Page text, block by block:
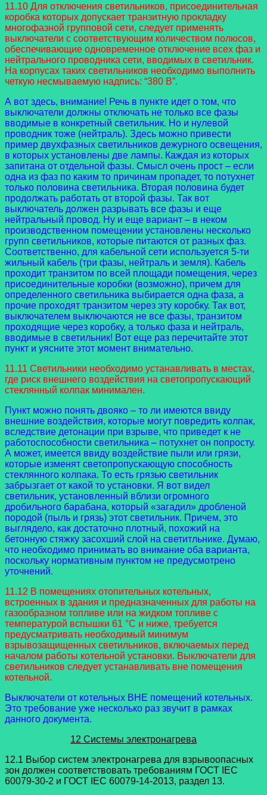
11.10 Для отключения светильников, присоединительная
коробка которых допускает транзитную прокладку
многофазной групповой сети, следует применять
выключатели с соответствующим количеством полюсов,
обеспечивающие одновременное отключение всех фаз и
нейтрального проводника сети, вводимых в светильник.
На корпусах таких светильников необходимо выполнить
четкую несмываемую надпись: “380 В”.
А вот здесь, внимание! Речь в пункте идет о том, что
выключатели должны отключать не только все фазы
вводимые в конкретный светильник. Но и нулевой
проводник тоже (нейтраль). Здесь можно привести
пример двухфазных светильников дежурного освещения,
в которых установлены две лампы. Каждая из которых
запитана от отдельной фазы. Смысл очень прост – если
одна из фаз по каким то причинам пропадет, то потухнет
только половина светильника. Вторая половина будет
продолжать работать от второй фазы. Так вот
выключатель должен разрывать все фазы и еще
нейтральный провод. Ну и еще вариант – в неком
производственном помещении установлены несколько
групп светильников, которые питаются от разных фаз.
Соответственно, для кабельной сети используется 5-ти
жильный кабель (три фазы, нейтраль и земля). Кабель
проходит транзитом по всей площади помещения, через
присоединительные коробки (возможно), причем для
определенного светильника выбирается одна фаза, а
прочие проходят транзитом через эту коробку. Так вот,
выключателем выключаются не все фазы, транзитом
проходящие через коробку, а только фаза и нейтраль,
вводимые в светильник! Вот еще раз перечитайте этот
пункт и уясните этот момент внимательно.
11.11 Светильники необходимо устанавливать в местах,
где риск внешнего воздействия на светопропускающий
стеклянный колпак минимален.
Пункт можно понять двояко – то ли имеются ввиду
внешние воздействия, которые могут повредить колпак,
вследствие детонации при взрыве, что приведет к не
работоспособности светильника – потухнет он попросту.
А может, имеется ввиду воздействие пыли или грязи,
которые изменят светопропускающую способность
стеклянного колпака. То есть грязью светильник
забрызгает от какой то установки. Я вот видел
светильник, установленный вблизи огромного
дробильного барабана, который «загадил» дробленой
породой (пыль и грязь) этот светильник. Причем, это
выглядело, как достаточно плотный, похожий на
бетонную стяжку засохший слой на светитльнике. Думаю,
что необходимо принимать во внимание оба варианта,
поскольку нормативным пунктом не предусмотрено
уточнений.
11.12 В помещениях отопительных котельных,
встроенных в здания и предназначенных для работы на
газообразном топливе или на жидком топливе с
температурой вспышки 61 °C и ниже, требуется
предусматривать необходимый минимум
взрывозащищенных светильников, включаемых перед
началом работы котельной установки. Выключатели для
светильников следует устанавливать вне помещения
котельной.
Выключатели от котельных ВНЕ помещений котельных.
Это требование уже несколько раз звучит в рамках
данного документа.
12 Системы электронагрева
12.1 Выбор систем электронагрева для взрывоопасных
зон должен соответствовать требованиям ГОСТ IEC
60079-30-2 и ГОСТ IEC 60079-14-2013, раздел 13.